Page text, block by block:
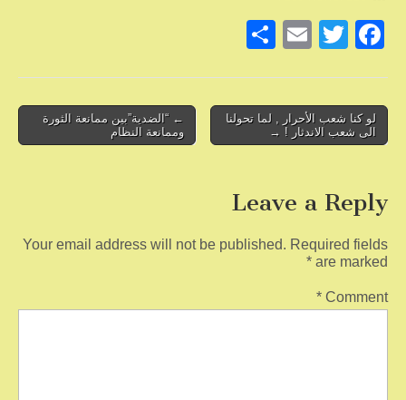
F
e
b
o
k
T
er
E
e
Post
navigation
← “الضدية”بين ممانعة الثورة
وممانعة النظام
لو كنا شعب الأحرار , لما تحولنا
الى شعب الاندثار ! →
Leave a Reply
Your email address will not be published. Required fields
are marked
*
Comment
*